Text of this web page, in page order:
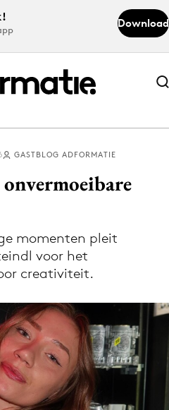
Download
Abonneer nu
Abonneer nu
via de Adformatie
app
GASTBLOG ADFORMATIE
momenten pleit
voor het
creativiteit.